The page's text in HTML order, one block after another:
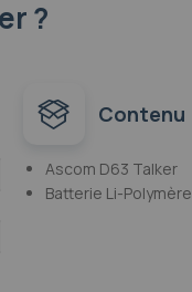
?
Contenu
Ascom D63 Talker
Batterie Li-Polymère